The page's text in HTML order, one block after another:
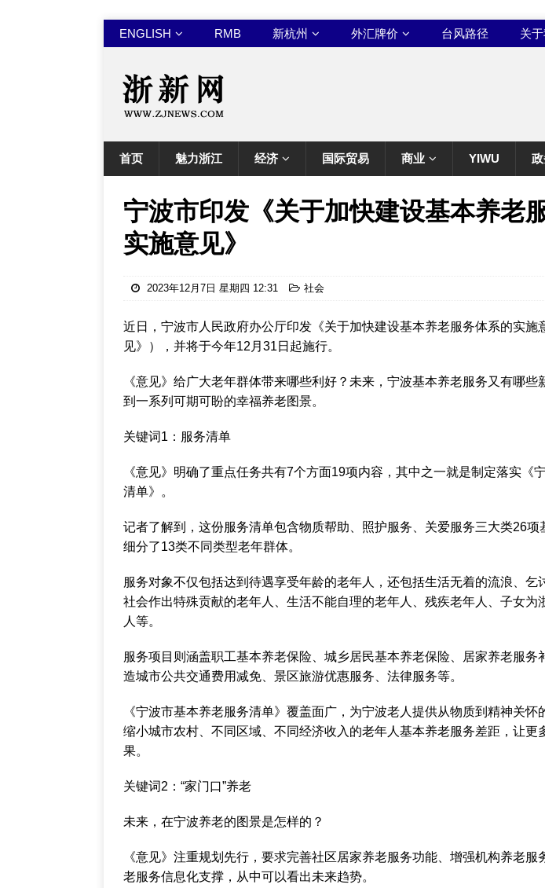
ENGLISH RMB 新杭州 外汇牌价 台风路径 关
首页 魅力浙江 经济 国际贸易 商业 YIWU
宁波市印发《关于加快建设基本养老
实施意见》
2023年12月7日 星期四 12:31 社会
近日，宁波市人民政府办公厅印发《关于加快建设基本养老服务体系的实施
见》），并将于今年12月31日起施行。
《意见》给广大老年群体带来哪些利好？未来，宁波基本养老服务又有哪些
到一系列可期可盼的幸福养老图景。
关键词1：服务清单
《意见》明确了重点任务共有7个方面19项内容，其中之一就是制定落实《
清单》。
记者了解到，这份服务清单包含物质帮助、照护服务、关爱服务三大类26项
细分了13类不同类型老年群体。
服务对象不仅包括达到待遇享受年龄的老年人，还包括生活无着的流浪、乞
社会作出特殊贡献的老年人、生活不能自理的老年人、残疾老年人、子女为
人等。
服务项目则涵盖职工基本养老保险、城乡居民基本养老保险、居家养老服务
造城市公共交通费用减免、景区旅游优惠服务、法律服务等。
《宁波市基本养老服务清单》覆盖面广，为宁波老人提供从物质到精神关怀
缩小城市农村、不同区域、不同经济收入的老年人基本养老服务差距，让更
果。
关键词2：“家门口”养老
未来，在宁波养老的图景是怎样的？
《意见》注重规划先行，要求完善社区居家养老服务功能、增强机构养老服
老服务信息化支撑，从中可以看出未来趋势。